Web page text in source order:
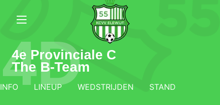
4e Provinciale C
The B-Team
4D
INFO LINEUP WEDSTRIJDEN STAND